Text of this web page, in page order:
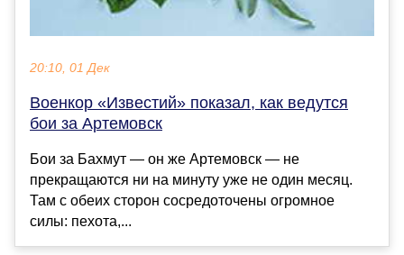
20:10, 01 Дек
Военкор «Известий» показал, как ведутся
бои за Артемовск
Бои за Бахмут — он же Артемовск — не
прекращаются ни на минуту уже не один месяц.
Там с обеих сторон сосредоточены огромное
силы: пехота,...